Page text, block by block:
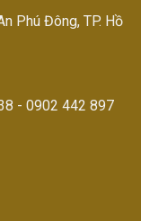
Phú Đông, TP. Hồ
- 0902 442 897